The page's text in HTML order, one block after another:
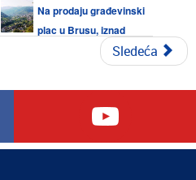
za razne delatnosti
Na prodaju građevinski
plac u Brusu, iznad
Sledeća